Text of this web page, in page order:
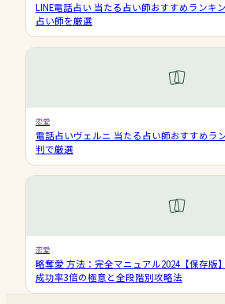
LINE電話占い 当たる占い師おすすめランキ
占い師を厳選
恋愛
電話占いヴェルニ 当たる占い師おすすめラ
判で厳選
恋愛
略奪愛 方法：完全マニュアル2024【保存版
成功率3倍の極意と全段階別攻略法